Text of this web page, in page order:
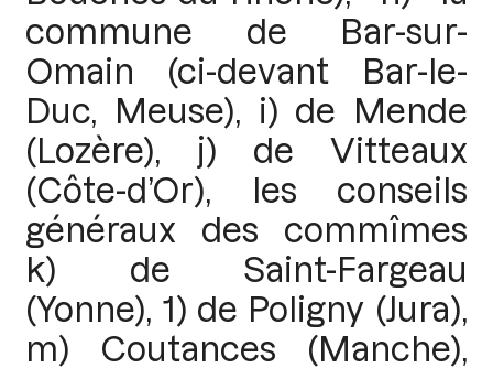
commune de Bar-sur-
Omain (ci-devant Bar-le-
Duc, Meuse), i) de Mende
(Lozère), j) de Vitteaux
(Côte-d’Or), les conseils
généraux des commîmes
k) de Saint-Fargeau
(Yonne), 1) de Poligny (Jura),
m) Coutances (Manche),